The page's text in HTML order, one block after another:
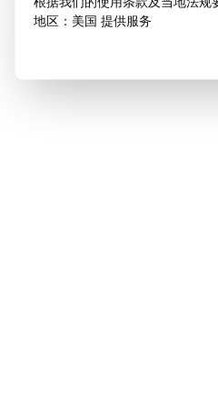
地区：美国 提供服务